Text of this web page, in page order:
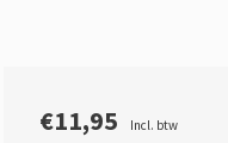
€11,95 Incl. btw